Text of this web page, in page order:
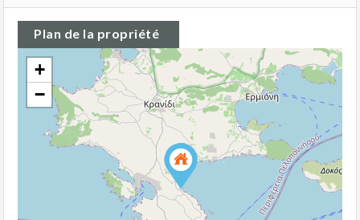
Plan de la propriété
+
−